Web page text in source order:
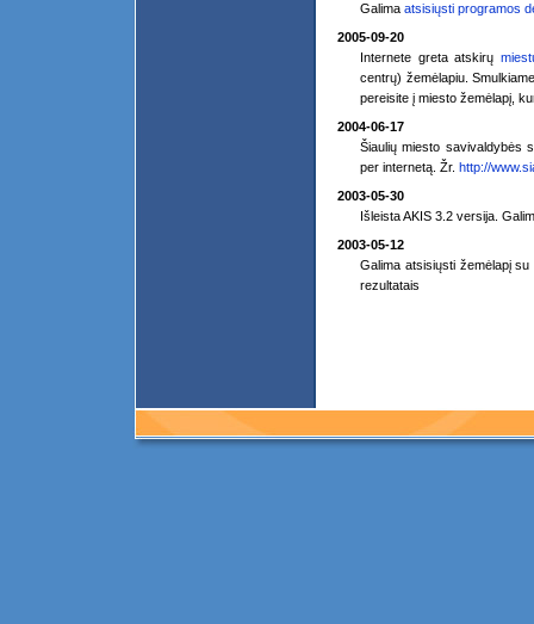
Galima atsisiųsti programos
2005-09-20
Internete greta atskirų
centrų) žemėlapiu.
pereisite į miesto žemėlapį,
2004-06-17
Šiaulių miesto savivaldybės
per internetą. Žr. http://
2003-05-30
Išleista AKIS 3.2 versija.
2003-05-12
Galima atsisiųsti žemėlapį
rezultatais